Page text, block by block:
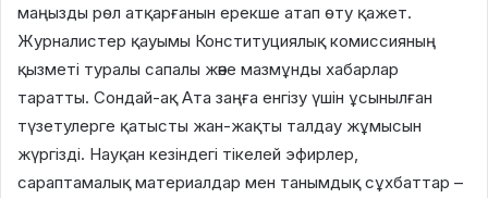
маңызды рөл атқарғанын ерекше атап өту қажет.
Журналистер қауымы Конституциялық комиссияның
қызметі туралы сапалы және мазмұнды хабарлар
таратты. Сондай-ақ Ата заңға енгізу үшін ұсынылған
түзетулерге қатысты жан-жақты талдау жұмысын
жүргізді. Науқан кезіндегі тікелей эфирлер,
сараптамалық материалдар мен танымдық сұхбаттар –